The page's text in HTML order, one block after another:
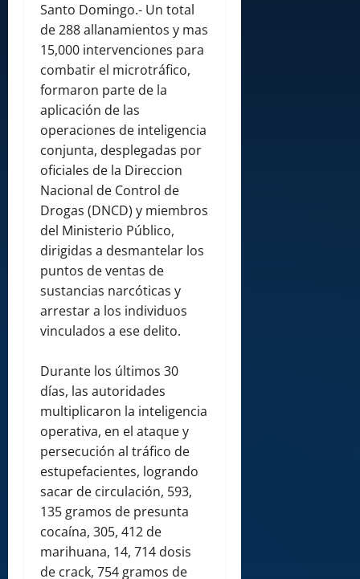
Santo Domingo.- Un total
de 288 allanamientos y mas
15,000 intervenciones para
combatir el microtráfico,
formaron parte de la
aplicación de las
operaciones de inteligencia
conjunta, desplegadas por
oficiales de la Direccion
Nacional de Control de
Drogas (DNCD) y miembros
del Ministerio Público,
dirigidas a desmantelar los
puntos de ventas de
sustancias narcóticas y
arrestar a los individuos
vinculados a ese delito.
Durante los últimos 30
días, las autoridades
multiplicaron la inteligencia
operativa, en el ataque y
persecución al tráfico de
estupefacientes, logrando
sacar de circulación, 593,
135 gramos de presunta
cocaína, 305, 412 de
marihuana, 14, 714 dosis
de crack, 754 gramos de